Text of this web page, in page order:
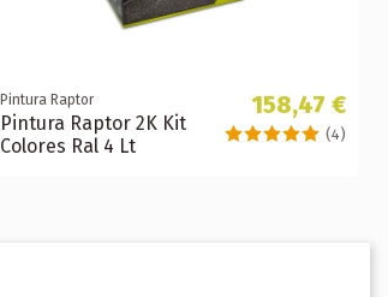
Pintura Raptor
Pintura Raptor 2K Kit
Colores Ral 4 Lt
158,47 €
(4)